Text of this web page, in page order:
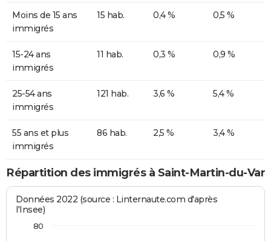
Moins de 15 ans
immigrés
15 hab. 0,4 % 0,5 %
15-24 ans
immigrés
11 hab. 0,3 % 0,9 %
25-54 ans
immigrés
121 hab. 3,6 % 5,4 %
55 ans et plus
immigrés
86 hab. 2,5 % 3,4 %
Répartition des immigrés à Saint-Martin-du-Var
Données 2022 (source : Linternaute.com d'après
l'Insee)
80